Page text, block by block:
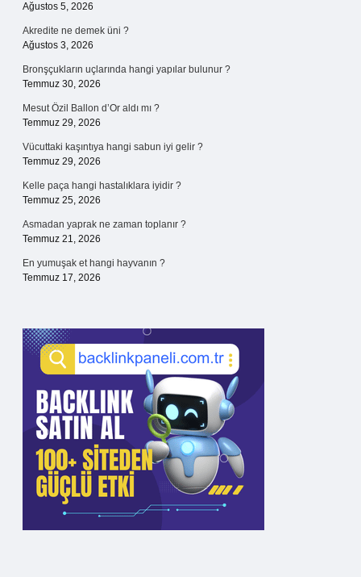
Ağustos 5, 2026
Akredite ne demek üni ?
Ağustos 3, 2026
Bronşçukların uçlarında hangi yapılar bulunur ?
Temmuz 30, 2026
Mesut Özil Ballon d’Or aldı mı ?
Temmuz 29, 2026
Vücuttaki kaşıntıya hangi sabun iyi gelir ?
Temmuz 29, 2026
Kelle paça hangi hastalıklara iyidir ?
Temmuz 25, 2026
Asmadan yaprak ne zaman toplanır ?
Temmuz 21, 2026
En yumuşak et hangi hayvanın ?
Temmuz 17, 2026